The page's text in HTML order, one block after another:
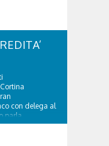
con delega al
parla
Cortina 2026,